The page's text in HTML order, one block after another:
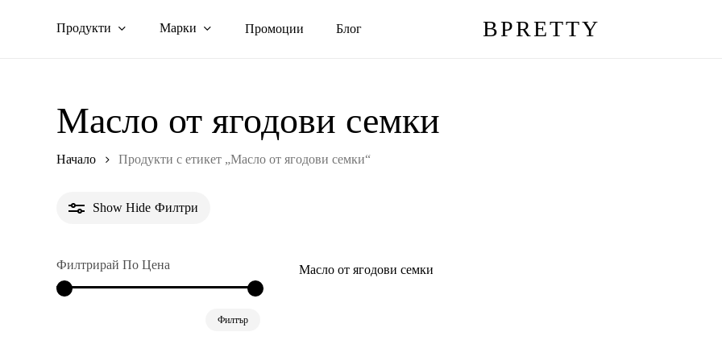
BPRETTY
Продукти Марки Промоции Блог
Масло от ягодови семки
Начало Продукти с етикет „Масло от ягодови семки“
Show Hide Филтри
Филтрирай По Цена
Филтър
Масло от ягодови семки